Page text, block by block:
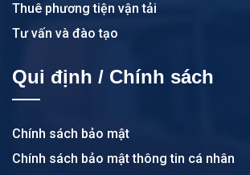
Thuê phương tiện vận tải
Tư vấn và đào tạo
Qui định / Chính sách
Chính sách bảo mật
Chính sách bảo mật thông tin cá nhân